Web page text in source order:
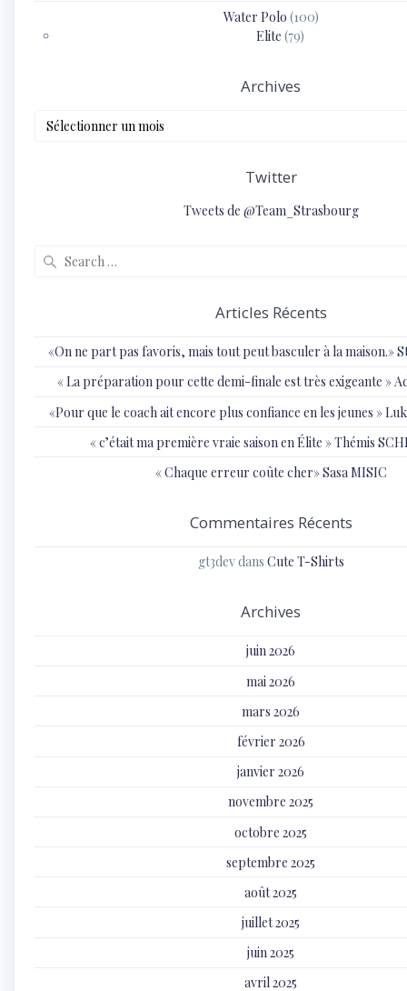
Water Polo (100)
Elite (79)
Archives
Twitter
Tweets de @Team_Strasbourg
Articles Récents
«On ne part pas favoris, mais tout peut basculer à la maison.»
« ⁠La préparation pour cette demi-finale est très exigeante »
«Pour que le coach ait encore plus confiance en les jeunes »
« c’était ma première vraie saison en Élite » Thémis
« Chaque erreur coûte cher» Sasa MISIC
Commentaires Récents
gt3devdans Cute T-Shirts
Archives
juin 2026
mai 2026
mars 2026
février 2026
janvier 2026
novembre 2025
octobre 2025
septembre 2025
août 2025
juillet 2025
juin 2025
avril 2025